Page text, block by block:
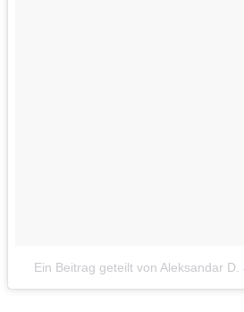
Ein Beitrag geteilt von Aleksandar